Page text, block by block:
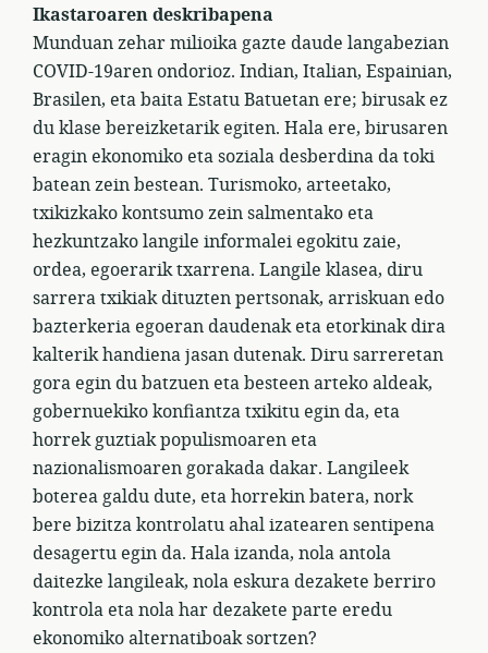
Ikastaroaren deskribapena
Munduan zehar milioika gazte daude langabezian
COVID-19aren ondorioz. Indian, Italian, Espainian,
Brasilen, eta baita Estatu Batuetan ere; birusak ez
du klase bereizketarik egiten. Hala ere, birusaren
eragin ekonomiko eta soziala desberdina da toki
batean zein bestean. Turismoko, arteetako,
txikizkako kontsumo zein salmentako eta
hezkuntzako langile informalei egokitu zaie,
ordea, egoerarik txarrena. Langile klasea, diru
sarrera txikiak dituzten pertsonak, arriskuan edo
bazterkeria egoeran daudenak eta etorkinak dira
kalterik handiena jasan dutenak. Diru sarreretan
gora egin du batzuen eta besteen arteko aldeak,
gobernuekiko konfiantza txikitu egin da, eta
horrek guztiak populismoaren eta
nazionalismoaren gorakada dakar. Langileek
boterea galdu dute, eta horrekin batera, nork
bere bizitza kontrolatu ahal izatearen sentipena
desagertu egin da. Hala izanda, nola antola
daitezke langileak, nola eskura dezakete berriro
kontrola eta nola har dezakete parte eredu
ekonomiko alternatiboak sortzen?